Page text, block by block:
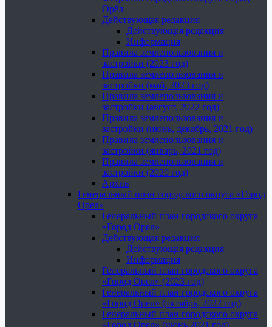
Орёл
Действующая редакция
Действующая редакция
Информация
Правила землепользования и
застройки (2023 год)
Правила землепользования и
застройки (май, 2023 год)
Правила землепользования и
застройки (август, 2022 год)
Правила землепользования и
застройки (июнь, декабрь, 2021 год)
Правила землепользования и
застройки (январь, 2021 год)
Правила землепользования и
застройки (2020 год)
Архив
Генеральный план городского округа «Город
Орел»
Генеральный план городского округа
«Город Орел»
Действующая редакция
Действующая редакция
Информация
Генеральный план городского округа
«Город Орел» (2023 год)
Генеральный план городского округа
«Город Орел» (октябрь, 2022 год)
Генеральный план городского округа
«Город Орел» (июнь 2021 год)